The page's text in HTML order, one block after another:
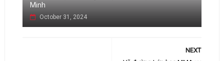
Minh
October 31, 2024
NEXT